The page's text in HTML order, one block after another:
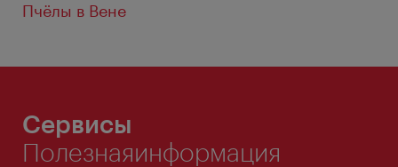
Пчёлы в Вене
Сервисы
Полезнаяинформация